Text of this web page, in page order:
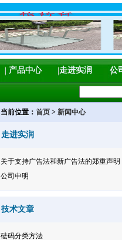
产品中心 走进实润 公
当前位置： 首页 > 新闻中心
走进实润
关于支持广告法和新广告法的郑重声明
公司申明
技术文章
砝码分类方法